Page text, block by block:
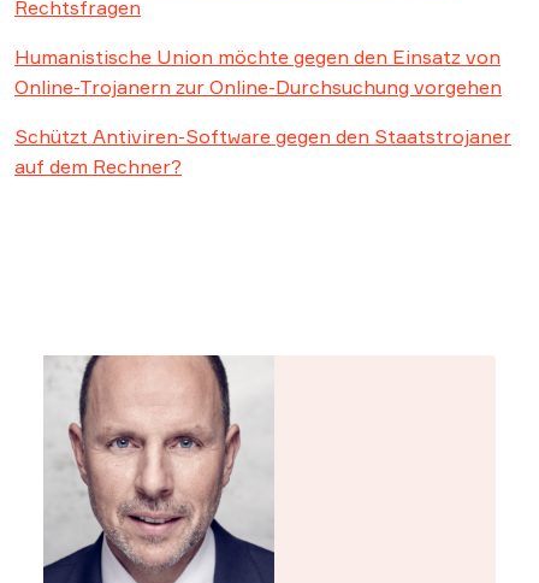
Rechtsfragen
Humanistische Union möchte gegen den Einsatz von
Online-Trojanern zur Online-Durchsuchung vorgehen
Schützt Antiviren-Software gegen den Staatstrojaner
auf dem Rechner?